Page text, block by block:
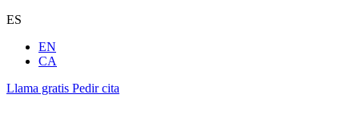
ES
EN
CA
Llama gratis Pedir cita